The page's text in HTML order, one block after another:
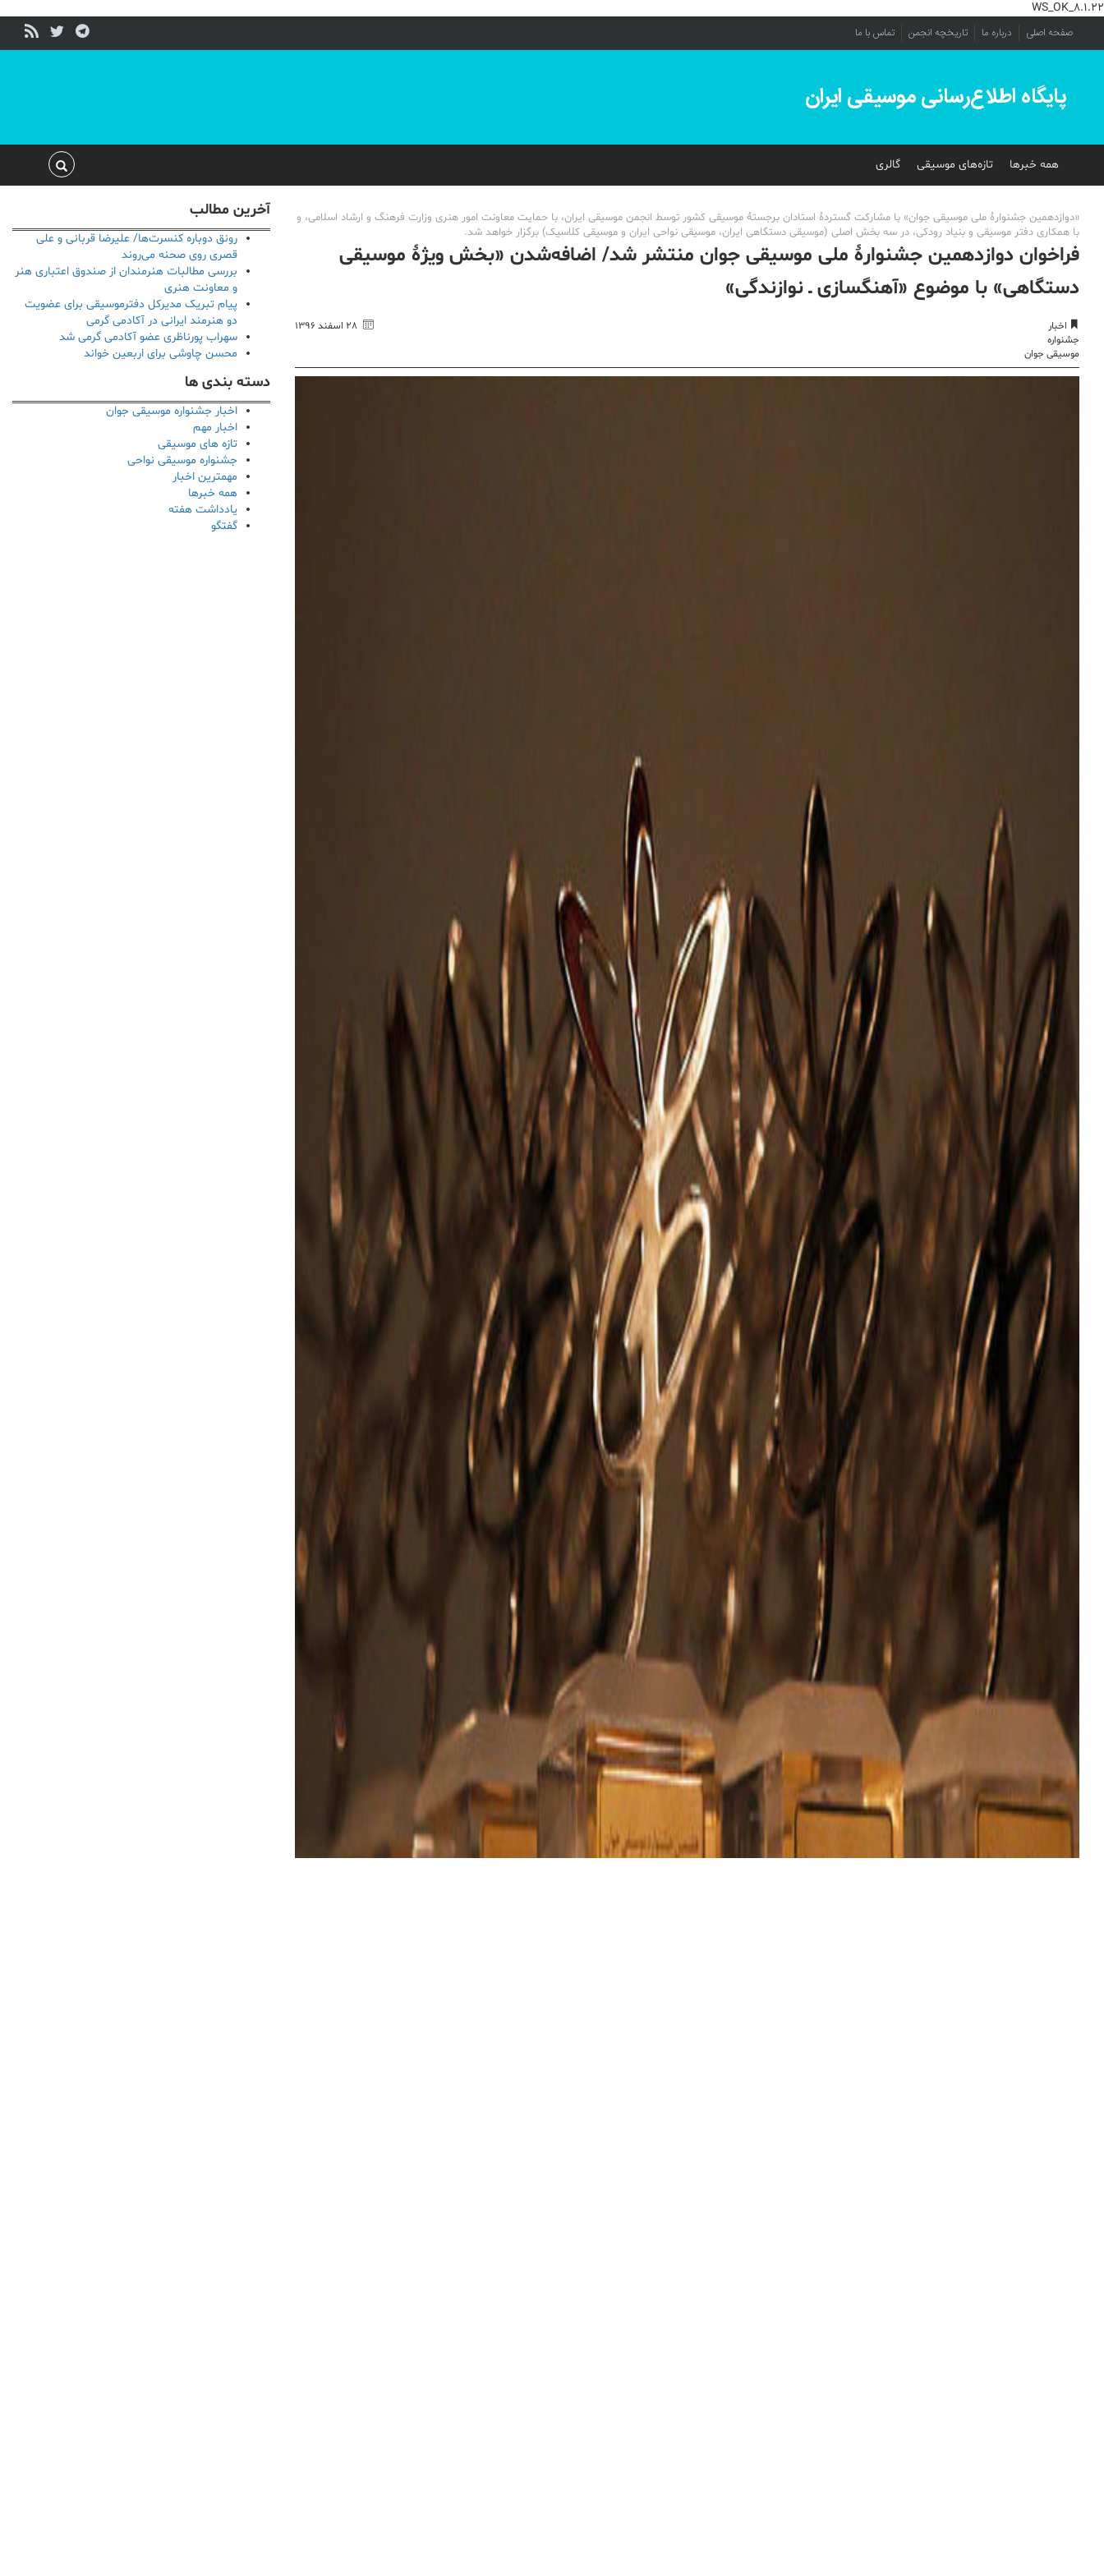
WS_OK_8.1.22
صفحه اصلی درباره ما تاریخچه انجمن تماس با ما
پایگاه اطلاع‌رسانی موسیقی ایران
همه خبرها تازه‌های موسیقی گالری
«دوازدهمین جشنوارۀ ملی موسیقی جوان» با مشارکت گستردۀ استادان برجستۀ موسیقی کشور توسط انجمن موسیقی ایران، با حمایت معاونت امور هنری وزارت فرهنگ و ارشاد اسلامی، و
با همکاری دفتر موسیقی و بنیاد رودکی، در سه بخش اصلی (موسیقی دستگاهی ایران، موسیقی نواحی ایران و موسیقی کلاسیک) برگزار خواهد شد.
فراخوان دوازدهمین جشنوارۀ ملی موسیقی جوان منتشر شد/ اضافه‌شدن «بخش ویژۀ موسیقی
دستگاهی» با موضوع «آهنگسازی ـ نوازندگی»
اخبار
جشنواره
موسیقی جوان
۲۸ اسفند ۱۳۹۶
آخرین مطالب
رونق دوباره کنسرت‌ها/ علیرضا قربانی و علی
قصری روی صحنه می‌روند
بررسی مطالبات هنرمندان از صندوق اعتباری هنر
و معاونت هنری
پیام تبریک مدیرکل دفترموسیقی برای عضویت
دو هنرمند ایرانی در آکادمی گرمی
سهراب پورناظری عضو آکادمی گرمی شد
محسن چاوشی برای اربعین خواند
دسته بندی ها
اخبار جشنواره موسیقی جوان
اخبار مهم
تازه های موسیقی
جشنواره موسیقی نواحی
مهمترین اخبار
همه خبرها
یادداشت هفته
گفتگو